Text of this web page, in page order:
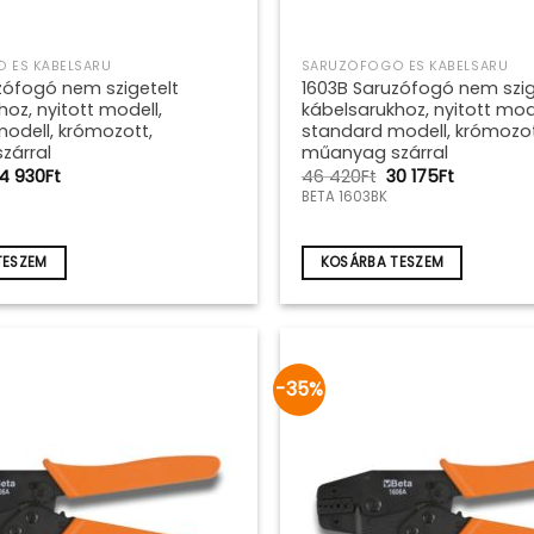
ÉS KÁBELSARU
nem szigetelt
nyitott modell,
krómozott,
930FtCurrent
930Ft.
SARUZÓFOGÓ ÉS KÁBELSARU
1603B Saruzófogó nem
kábelsarukhoz, nyitott
standard modell,
műanyag szárral
46 420Ft Original
price
was:
420Ft.
30 175FtCurrent
175Ft.
BETA 1603BK
KOSÁRBA TESZEM
-35%